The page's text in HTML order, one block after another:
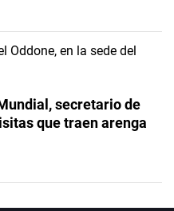
secretario de
que traen arenga